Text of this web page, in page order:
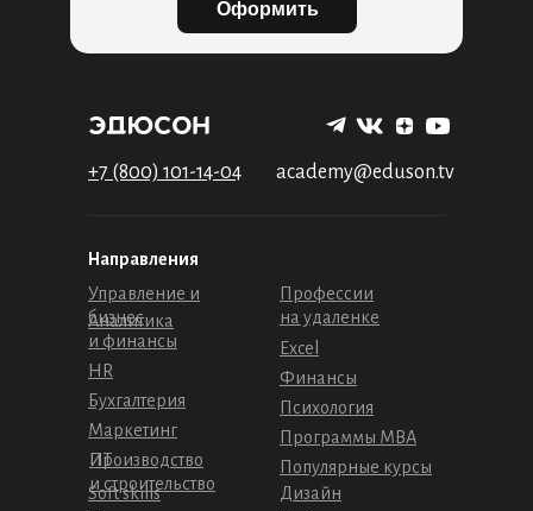
+7 (800) 101-14-04 academy@eduson.tv
Управление и
бизнес
Аналитика
и финансы
HR
Маркетинг
Бухгалтерия
Soft skills
Направления
Психология
Excel
Профессии
на удаленке
Финансы
Производство
и строительство
ИТ
Программы МВА
Популярные курсы
Оформить
Дизайн